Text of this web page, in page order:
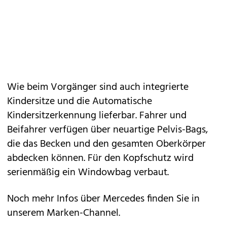
Wie beim Vorgänger sind auch integrierte
Kindersitze und die Automatische
Kindersitzerkennung lieferbar. Fahrer und
Beifahrer verfügen über neuartige Pelvis-Bags,
die das Becken und den gesamten Oberkörper
abdecken können. Für den Kopfschutz wird
serienmäßig ein Windowbag verbaut.
Noch mehr Infos über Mercedes finden Sie in
unserem Marken-Channel.